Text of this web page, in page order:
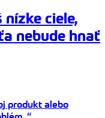
nízke ciele,
nebude hnať